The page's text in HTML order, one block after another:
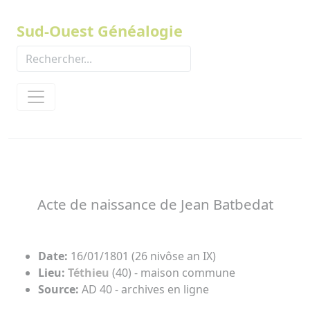
Sud-Ouest Généalogie
Acte de naissance de Jean Batbedat
Date: 16/01/1801 (26 nivôse an IX)
Lieu: Téthieu (40) - maison commune
Source: AD 40 - archives en ligne